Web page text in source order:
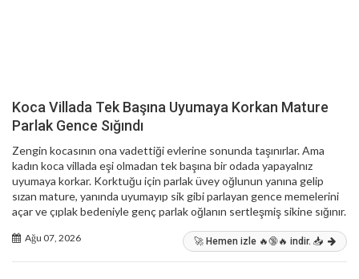
Koca Villada Tek Başına Uyumaya Korkan Mature
Parlak Gence Sığındı
Zengin kocasının ona vadettiği evlerine sonunda taşınırlar. Ama
kadın koca villada eşi olmadan tek başına bir odada yapayalnız
uyumaya korkar. Korktuğu için parlak üvey oğlunun yanına gelip
sızan mature, yanında uyumayıp sik gibi parlayan gence memelerini
açar ve çıplak bedeniyle genç parlak oğlanın sertleşmiş sikine sığınır.
Ağu 07, 2026 🚀 Hemen izle 🔥🔞🔥 indir. 📥